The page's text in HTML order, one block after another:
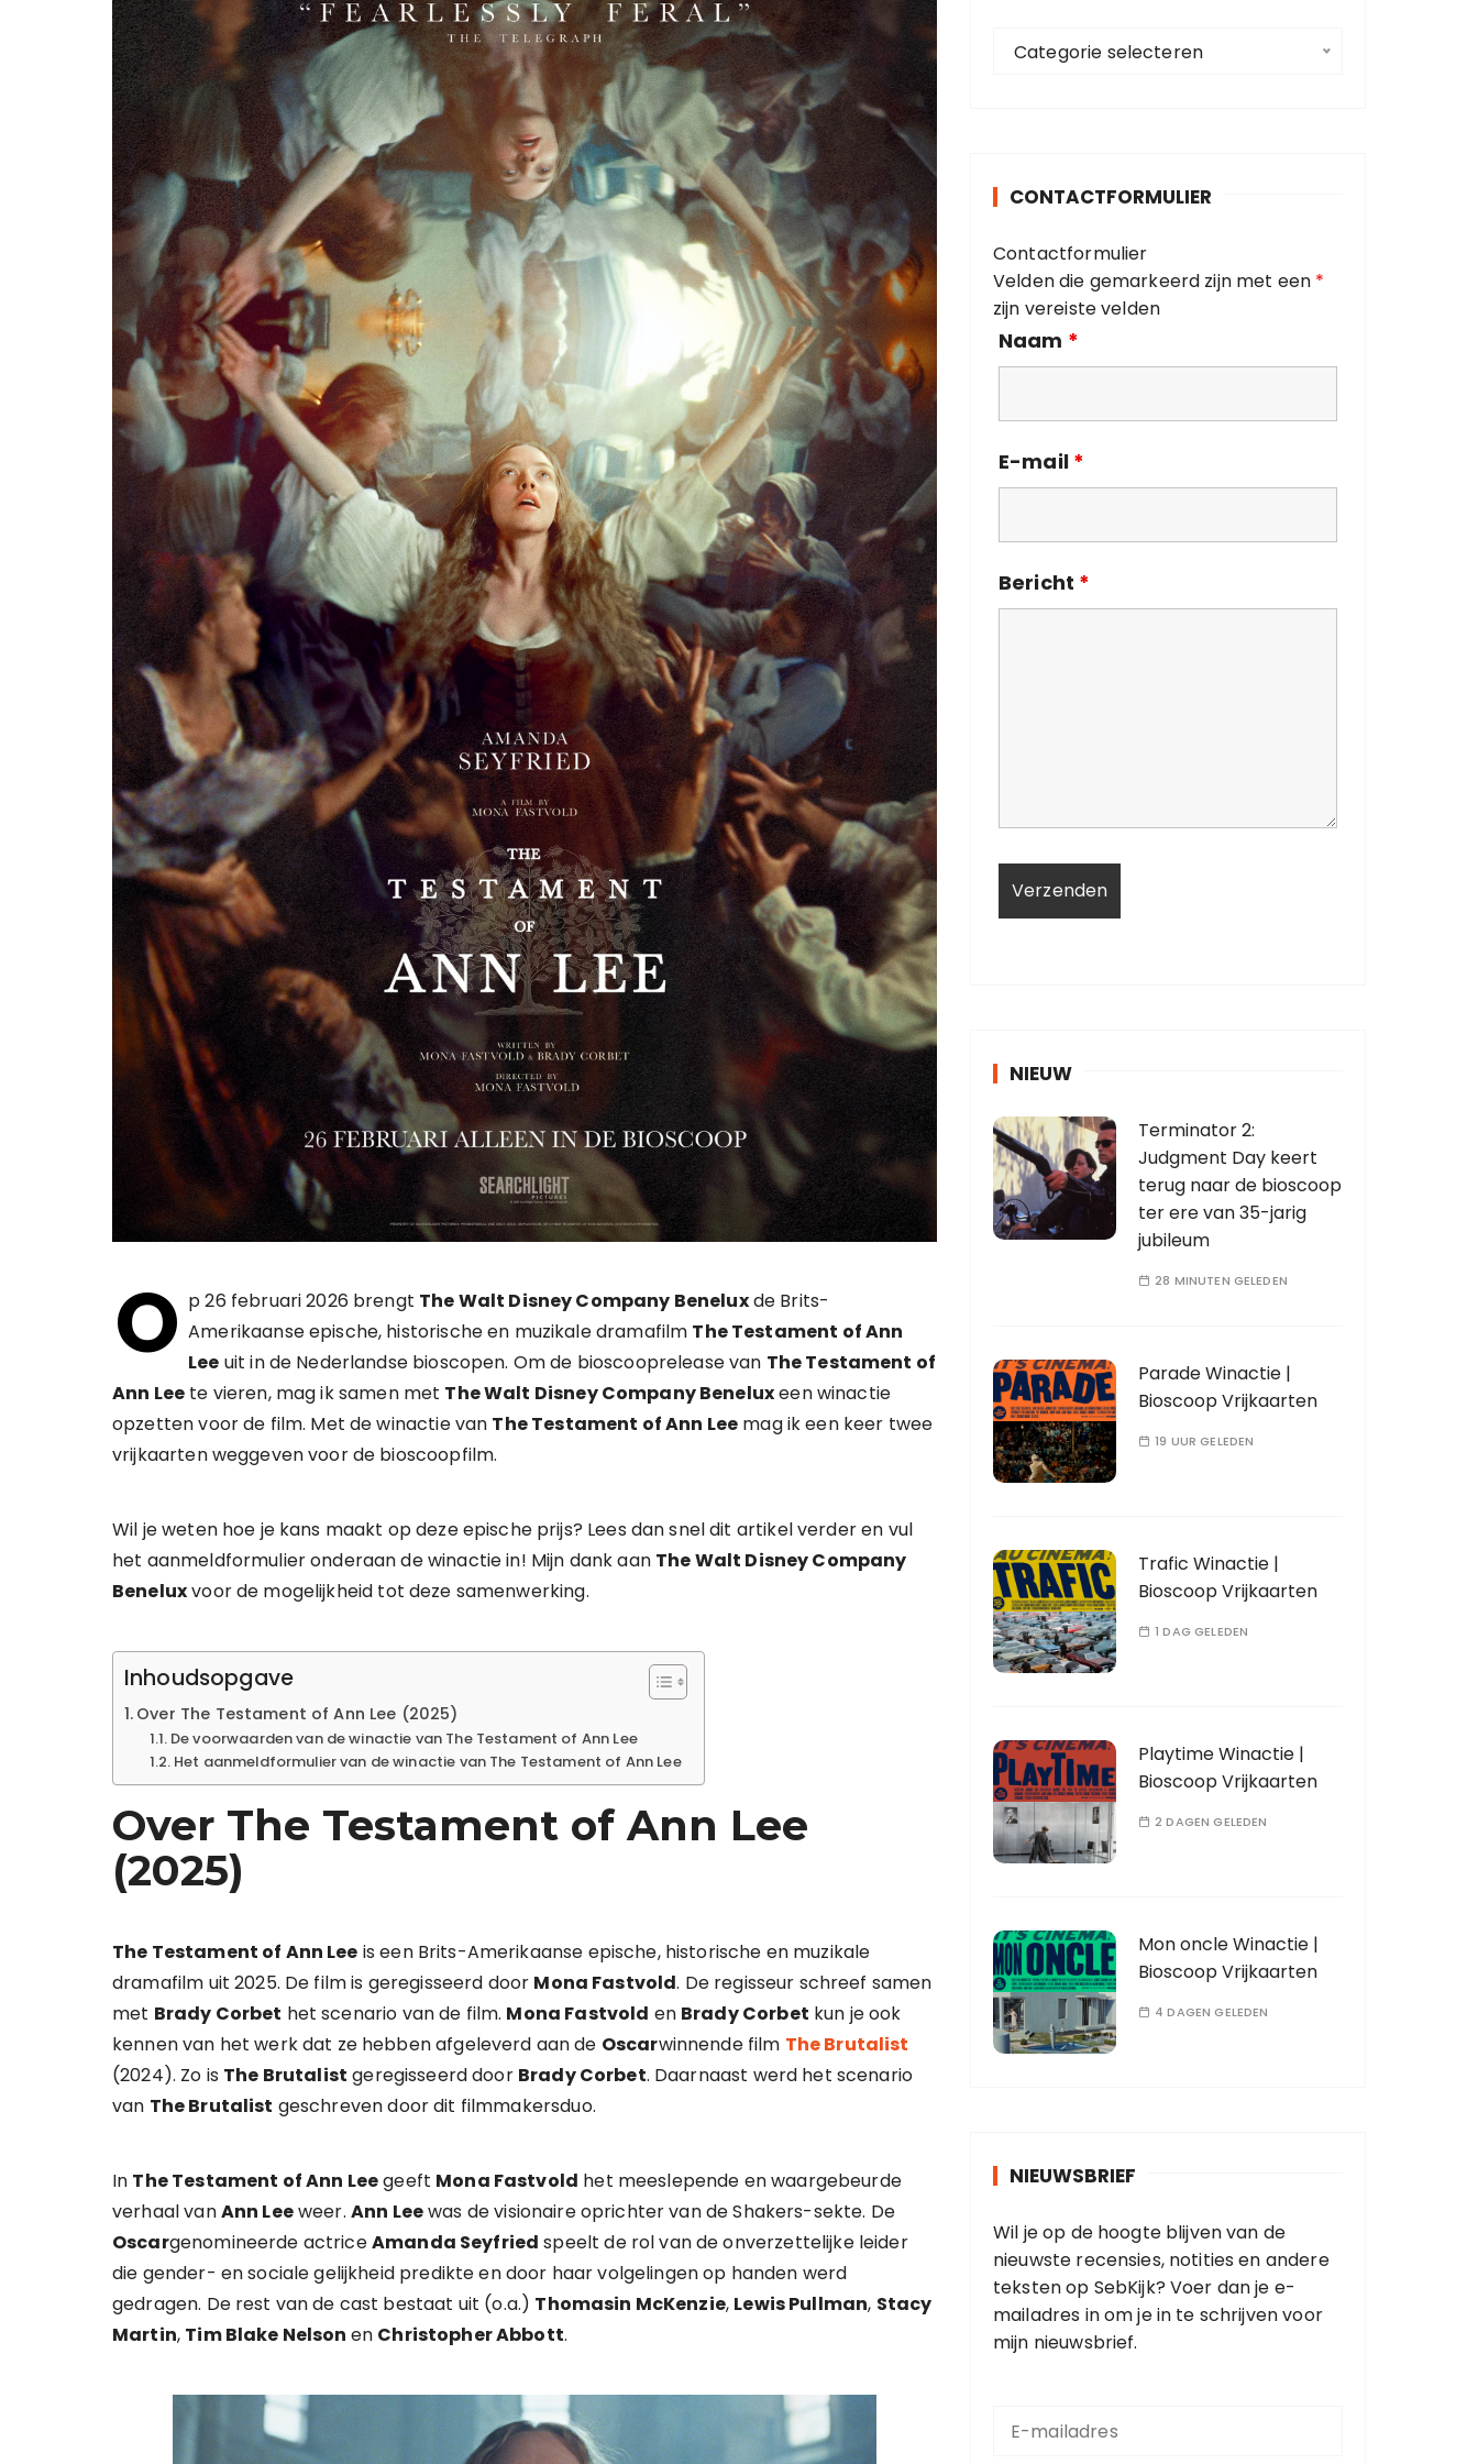
O p 26 februari 2026 brengt The Walt Disney Company Beneluxde Brits-
Amerikaanse epische, historische en muzikale dramafilm The Testament of Ann
Lee uit in de Nederlandse bioscopen. Om de bioscooprelease van The Testament of
Ann Lee te vieren, mag ik samen met The Walt Disney Company Beneluxeen winactie
opzetten voor de film. Met de winactie van The Testament of Ann Lee mag ik een keer twee
vrijkaarten weggeven voor de bioscoopfilm.
Wil je weten hoe je kans maakt op deze epische prijs? Lees dan snel dit artikel verder en vul
het aanmeldformulier onderaan de winactie in! Mijn dank aan The Walt Disney Company
Beneluxvoor de mogelijkheid tot deze samenwerking.
Inhoudsopgave
Over The Testament of Ann Lee (2025)
De voorwaarden van de winactie van The Testament of Ann Lee
Het aanmeldformulier van de winactie van The Testament of Ann Lee
Over The Testament of Ann Lee
(2025)
The Testament of Ann Lee is een Brits-Amerikaanse epische, historische en muzikale
dramafilm uit 2025. De film is geregisseerd door Mona Fastvold. De regisseur schreef samen
met Brady Corbet het scenario van de film. Mona Fastvold en Brady Corbet kun je ook
kennen van het werk dat ze hebben afgeleverd aan de Oscarwinnende film The Brutalist
(2024). Zo is The Brutalist geregisseerd door Brady Corbet. Daarnaast werd het scenario
van The Brutalist geschreven door dit filmmakersduo.
In The Testament of Ann Leegeeft Mona Fastvold het meeslepende en waargebeurde
verhaal vanAnn Leeweer. Ann Leewas de visionaire oprichter van de Shakers-sekte. De
Oscargenomineerde actriceAmanda Seyfried speelt de rol van de onverzettelijke leider
die gender- en sociale gelijkheid predikte en door haar volgelingen op handen werd
gedragen. De rest van de cast bestaat uit (o.a.) Thomasin McKenzie, Lewis Pullman, Stacy
Martin, Tim Blake Nelson en Christopher Abbott.
r
e
ë
n
Categorie selecteren
CONTACTFORMULIER
Contactformulier
Velden die gemarkeerd zijn met een *
zijn vereiste velden
Naam *
E-mail *
Bericht *
NIEUW
Terminator 2:
Judgment Day keert
terug naar de bioscoop
ter ere van 35-jarig
jubileum
28 MINUTEN GELEDEN
Parade Winactie |
Bioscoop Vrijkaarten
19 UUR GELEDEN
Trafic Winactie |
Bioscoop Vrijkaarten
1 DAG GELEDEN
Playtime Winactie |
Bioscoop Vrijkaarten
2 DAGEN GELEDEN
Mon oncle Winactie |
Bioscoop Vrijkaarten
4 DAGEN GELEDEN
NIEUWSBRIEF
Wil je op de hoogte blijven van de
nieuwste recensies, notities en andere
teksten op SebKijk? Voer dan je e-
mailadres in om je in te schrijven voor
mijn nieuwsbrief.